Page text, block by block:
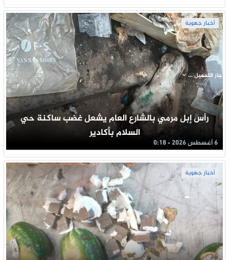
أخبار جهوية
رأس إبل مرمي بالشارع العام يشعل غضب ساكنة حي
السلام بأكادير
6 أغسطس 2026 - 0:18
أخبار جهوية
جار التحميل ...